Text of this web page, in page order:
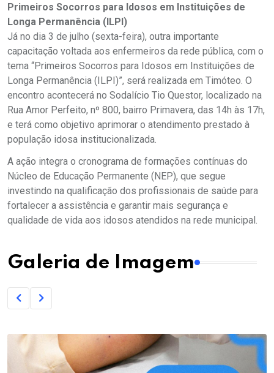
Primeiros Socorros para Idosos em Instituições de
Longa Permanência (ILPI)
Já no dia 3 de julho (sexta-feira), outra importante
capacitação voltada aos enfermeiros da rede pública, com o
tema “Primeiros Socorros para Idosos em Instituições de
Longa Permanência (ILPI)”, será realizada em Timóteo. O
encontro acontecerá no Sodalício Tio Questor, localizado na
Rua Amor Perfeito, nº 800, bairro Primavera, das 14h às 17h,
e terá como objetivo aprimorar o atendimento prestado à
população idosa institucionalizada.
A ação integra o cronograma de formações contínuas do
Núcleo de Educação Permanente (NEP), que segue
investindo na qualificação dos profissionais de saúde para
fortalecer a assistência e garantir mais segurança e
qualidade de vida aos idosos atendidos na rede municipal.
Galeria de Imagem